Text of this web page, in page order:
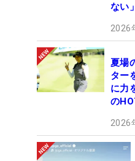
ない
2026
夏場
ター
に力
の
2026